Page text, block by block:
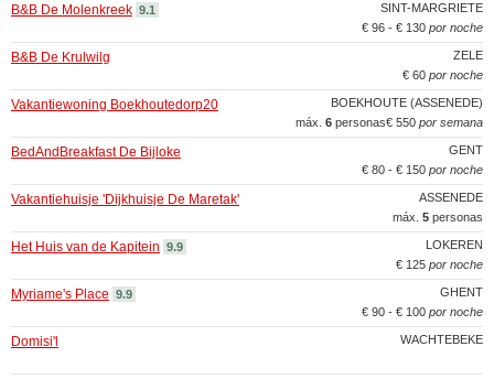
SINT-MARGRIETE
B&B De Molenkreek 9.1
€ 96 - € 130 por noche
ZELE
B&B De Krulwilg
€ 60 por noche
BOEKHOUTE (ASSENEDE)
Vakantiewoning Boekhoutedorp20
€ 550 por semana
máx. 6 personas
GENT
BedAndBreakfast De Bijloke
€ 80 - € 150 por noche
ASSENEDE
Vakantiehuisje 'Dijkhuisje De Maretak'
máx. 5 personas
LOKEREN
Het Huis van de Kapitein 9.9
€ 125 por noche
GHENT
Myriame's Place 9.9
€ 90 - € 100 por noche
WACHTEBEKE
Domisi'l